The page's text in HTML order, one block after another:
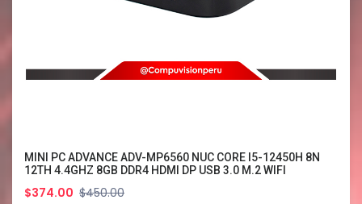
MINI PC ADVANCE ADV-MP6560 NUC CORE I5-12450H 8N
12TH 4.4GHZ 8GB DDR4 HDMI DP USB 3.0 M.2 WIFI
$374.00 $450.00